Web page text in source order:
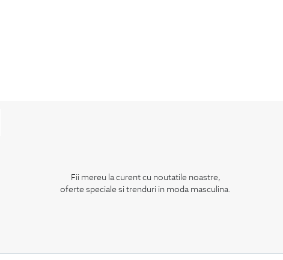
Fii mereu la curent cu noutatile noastre,
oferte speciale si trenduri in moda masculina.